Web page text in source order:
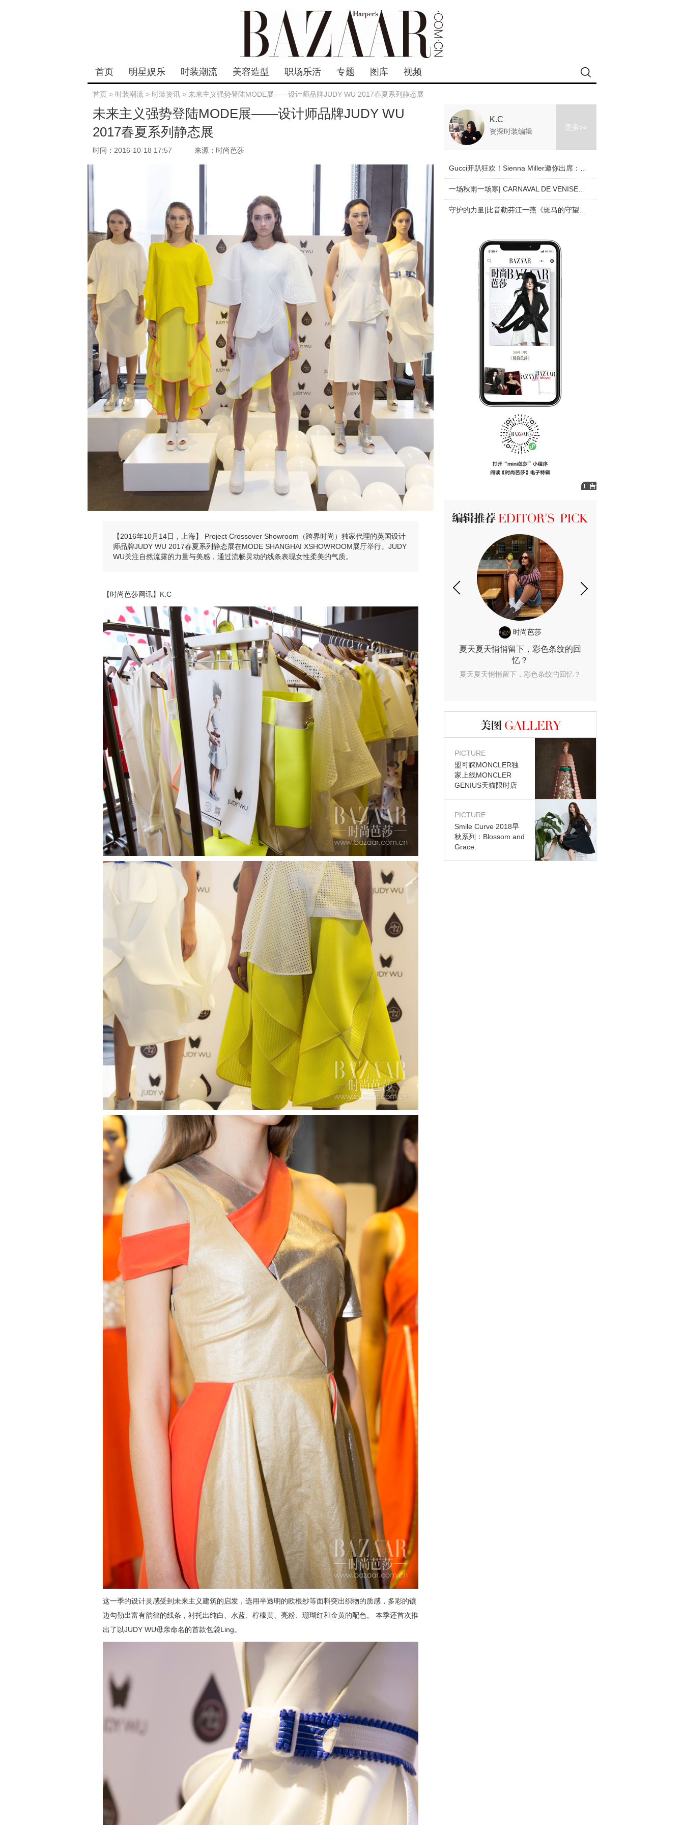
首页 明星娱乐 时装潮流 美容造型 职场乐活 专题 图库 视频
首页 > 时装潮流 > 时装资讯 > 未来主义强势登陆MODE展——设计师品牌JUDY WU 2017春夏系列静态展
未来主义强势登陆MODE展——设计师品牌JUDY WU
2017春夏系列静态展
时间：2016-10-18 17:57 来源：时尚芭莎
【2016年10月14日，上海】 Project Crossover Showroom（跨界时尚）独家代理的英国设计
师品牌JUDY WU 2017春夏系列静态展在MODE SHANGHAI XSHOWROOM展厅举行。JUDY
WU关注自然流露的力量与美感，通过流畅灵动的线条表现女性柔美的气质。
【时尚芭莎网讯】K.C
这一季的设计灵感受到未来主义建筑的启发，选用半透明的欧根纱等面料突出织物的质感，多彩的镶
边勾勒出富有韵律的线条，衬托出纯白、水蓝、柠檬黄、亮粉、珊瑚红和金黄的配色。 本季还首次推
出了以JUDY WU母亲命名的首款包袋Ling。
K.C
资深时装编辑 更多>>
时尚芭莎
夏天夏天悄悄留下，彩色条纹的回
忆？
夏天夏天悄悄留下，彩色条纹的回忆？
图库
PICTURE
盟可睐MONCLER独
家上线MONCLER
GENIUS天猫限时店
PICTURE
Smile Curve 2018早
秋系列：Blossom and
Grace.